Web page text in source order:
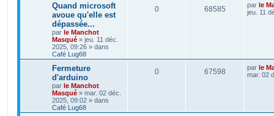
Quand microsoft
avoue qu'elle est
dépassée...
par le Manchot
Masqué » jeu. 11 déc.
2025, 09:26 » dans
Café Lug68
0 68585 par le
jeu. 11
Fermeture
d'arduino
par le Manchot
Masqué » mar. 02 déc.
2025, 09:02 » dans
Café Lug68
0 67598 par le
mar. 02